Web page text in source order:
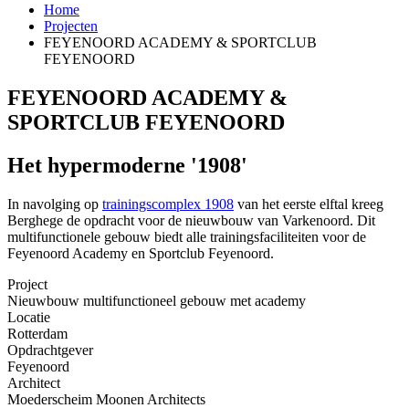
Home
Projecten
FEYENOORD ACADEMY & SPORTCLUB
FEYENOORD
FEYENOORD ACADEMY &
SPORTCLUB FEYENOORD
Het hypermoderne '1908'
In navolging op trainingscomplex 1908 van het eerste elftal kreeg
Berghege de opdracht voor de nieuwbouw van Varkenoord. Dit
multifunctionele gebouw biedt alle trainingsfaciliteiten voor de
Feyenoord Academy en Sportclub Feyenoord.
Project
Nieuwbouw multifunctioneel gebouw met academy
Locatie
Rotterdam
Opdrachtgever
Feyenoord
Architect
Moederscheim Moonen Architects